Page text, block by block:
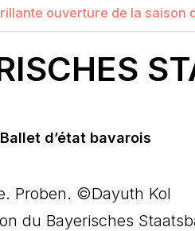
ouverture de la saison
d’état bavarois
du Bayerisches